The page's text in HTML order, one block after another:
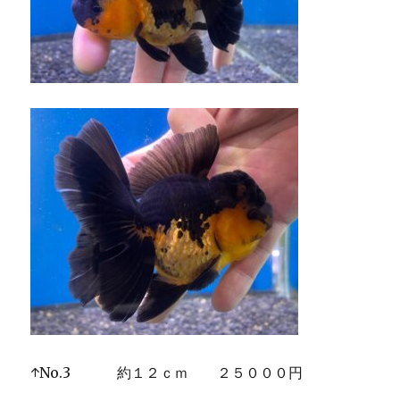
↑No.3 約１２ｃｍ ２５０００円